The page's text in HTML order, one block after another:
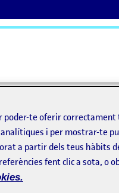
poder-te oferir correctament
i per mostrar-te
a partir dels teus hàbits
fent clic a sota, o